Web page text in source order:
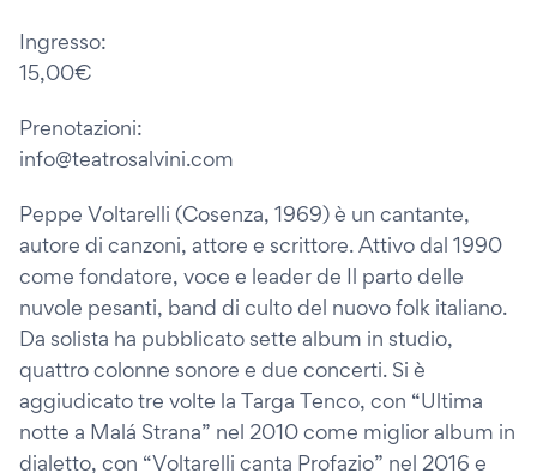
Ingresso:
15,00€
Prenotazioni:
info@teatrosalvini.com
Peppe Voltarelli (Cosenza, 1969) è un cantante,
autore di canzoni, attore e scrittore. Attivo dal 1990
come fondatore, voce e leader de Il parto delle
nuvole pesanti, band di culto del nuovo folk italiano.
Da solista ha pubblicato sette album in studio,
quattro colonne sonore e due concerti. Si è
aggiudicato tre volte la Targa Tenco, con “Ultima
notte a Malá Strana” nel 2010 come miglior album in
dialetto, con “Voltarelli canta Profazio” nel 2016 e